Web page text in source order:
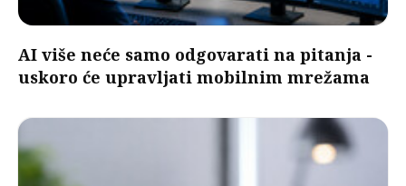
AI više neće samo odgovarati na pitanja -
uskoro će upravljati mobilnim mrežama